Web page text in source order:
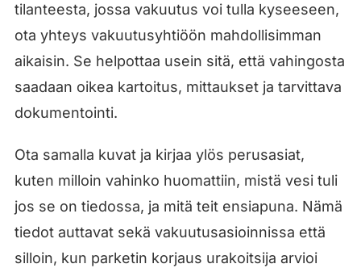
tilanteesta, jossa vakuutus voi tulla kyseeseen,
ota yhteys vakuutusyhtiöön mahdollisimman
aikaisin. Se helpottaa usein sitä, että vahingosta
saadaan oikea kartoitus, mittaukset ja tarvittava
dokumentointi.
Ota samalla kuvat ja kirjaa ylös perusasiat,
kuten milloin vahinko huomattiin, mistä vesi tuli
jos se on tiedossa, ja mitä teit ensiapuna. Nämä
tiedot auttavat sekä vakuutusasioinnissa että
silloin, kun parketin korjaus urakoitsija arvioi